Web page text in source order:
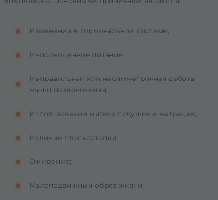
Изменения в гормональной системе;
Неполноценное питание;
Неправильная или несимметричная работа
мышц позвоночника;
Использование мягких подушек и матрацев;
Наличие плоскостопия;
Ожирение;
Малоподвижный образ жизни;